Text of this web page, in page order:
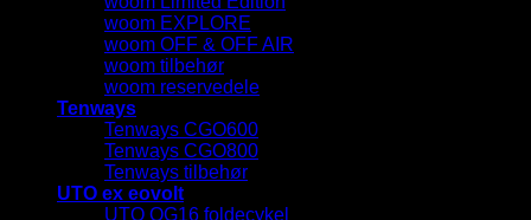
woom EXPLORE
woom OFF & OFF AIR
woom tilbehør
woom reservedele
Tenways
Tenways CGO600
Tenways CGO800
Tenways tilbehør
UTO ex eovolt
UTO OG16 foldecykel